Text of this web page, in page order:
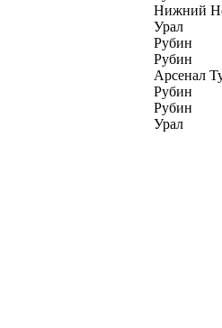
Нижний
Урал
Рубин
Рубин
Арсенал
Рубин
Рубин
Урал